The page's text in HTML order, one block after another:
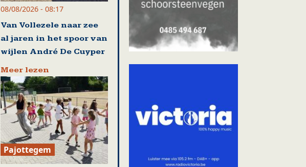
08/08/2026 - 08:17
Van Vollezele naar zee
al jaren in het spoor van
wijlen André De Cuyper
Meer lezen
Pajottegem